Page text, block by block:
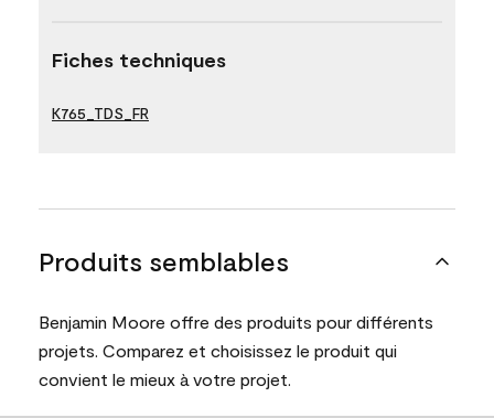
Fiches techniques
K765_TDS_FR
Produits semblables
Benjamin Moore offre des produits pour différents
projets. Comparez et choisissez le produit qui
convient le mieux à votre projet.